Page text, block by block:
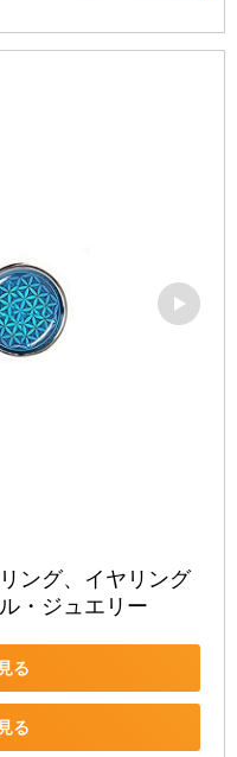
ング、イヤリング
・ジュエリー
る
る